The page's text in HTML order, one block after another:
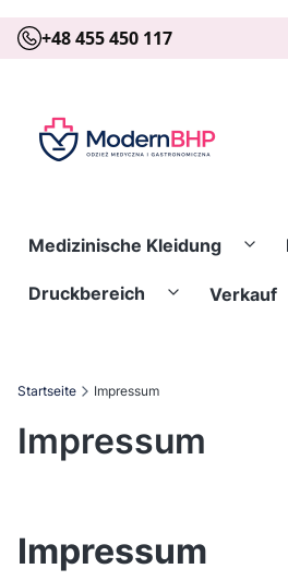
+48 455 450 117
Medizinische Kleidung
Druckbereich Verkauf
Startseite Impressum
Impressum
Impressum